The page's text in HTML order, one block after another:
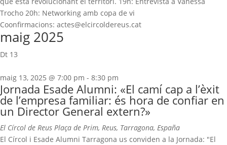
Trocho 20h: Networking amb copa de vi
Coonfirmacions: actes@elcircoldereus.cat
maig 2025
Dt 13
maig 13, 2025 @ 7:00 pm - 8:30 pm
Jornada Esade Alumni: «El camí cap a l’èxit
de l’empresa familiar: és hora de confiar en
un Director General extern?»
El Círcol de Reus Plaça de Prim, Reus, Tarragona, España
El Círcol i Esade Alumni Tarragona us conviden a la Jornada: "El